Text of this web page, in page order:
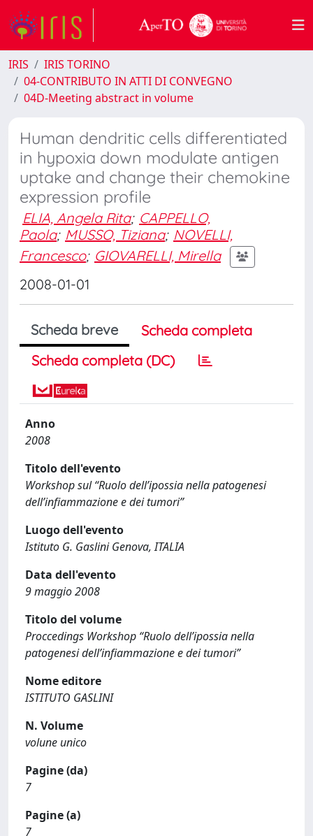
IRIS
IRIS TORINO
04-CONTRIBUTO IN ATTI DI CONVEGNO
04D-Meeting abstract in volume
Human dendritic cells differentiated
in hypoxia down modulate antigen
uptake and change their chemokine
expression profile
ELIA, Angela Rita; CAPPELLO,
Paola; MUSSO, Tiziana; NOVELLI,
Francesco; GIOVARELLI, Mirella
2008-01-01
Scheda breve
Scheda completa
Scheda completa (DC)
Anno
2008
Titolo dell'evento
Workshop sul “Ruolo dell’ipossia nella patogenesi
dell’infiammazione e dei tumori”
Luogo dell'evento
Istituto G. Gaslini Genova, ITALIA
Data dell'evento
9 maggio 2008
Titolo del volume
Proccedings Workshop “Ruolo dell’ipossia nella
patogenesi dell’infiammazione e dei tumori”
Nome editore
ISTITUTO GASLINI
N. Volume
volune unico
Pagine (da)
7
Pagine (a)
7